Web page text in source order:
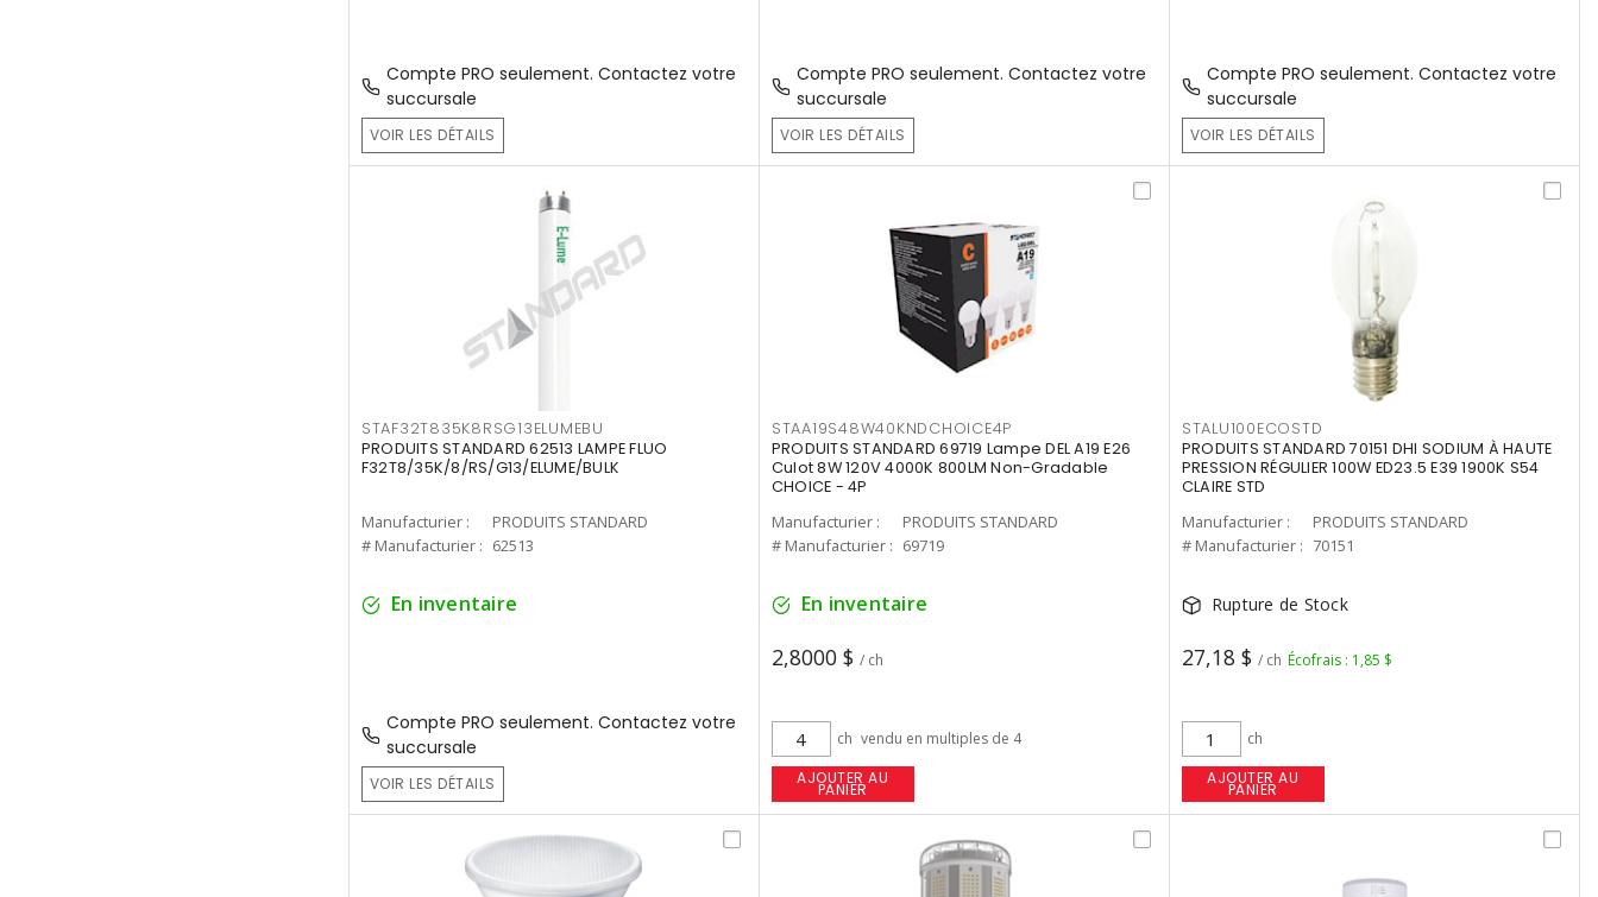
Compte PRO seulement. Contactez votre
succursale
VOIR LES DÉTAILS
Compte PRO seulement. Contactez votre
succursale
VOIR LES DÉTAILS
Compte PRO seulement. Contactez votre
succursale
VOIR LES DÉTAILS
STAF32T835K8RSG13ELUMEBU
PRODUITS STANDARD 62513 LAMPE FLUO
F32T8/35K/8/RS/G13/ELUME/BULK
Manufacturier :
PRODUITS STANDARD
# Manufacturier : 62513
En inventaire
Compte PRO seulement. Contactez votre
succursale
VOIR LES DÉTAILS
STAA19S48W40KNDCHOICE4P
PRODUITS STANDARD 69719 Lampe DEL A19 E26
Culot 8W 120V 4000K 800LM Non-Gradable
CHOICE - 4P
Manufacturier :
PRODUITS STANDARD
# Manufacturier : 69719
En inventaire
2,8000 $ / ch
ch vendu en multiples de 4
AJOUTER AU
PANIER
STALU100ECOSTD
PRODUITS STANDARD 70151 DHI SODIUM À HAUTE
PRESSION RÉGULIER 100W ED23.5 E39 1900K S54
CLAIRE STD
Manufacturier :
PRODUITS STANDARD
# Manufacturier : 70151
Rupture de Stock
27,18 $ / ch Écofrais : 1,85 $
ch
AJOUTER AU
PANIER